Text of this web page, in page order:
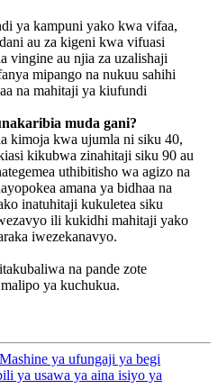
ya kampuni yako kwa vifaa,
au za kigeni kwa vifuasi
vingine au njia za uzalishaji
mipango na nukuu sahihi
na mahitaji ya kiufundi
muda gani?
kimoja kwa ujumla ni siku 40,
kikubwa zinahitaji siku 90 au
uthibitisho wa agizo na
amana ya bidhaa na
inatuhitaji kukuletea siku
ili kukidhi mahitaji yako
iwezekanavyo.
na pande zote
ya kuchukua.
ya ufungaji ya begi
ya usawa ya aina isiyo ya